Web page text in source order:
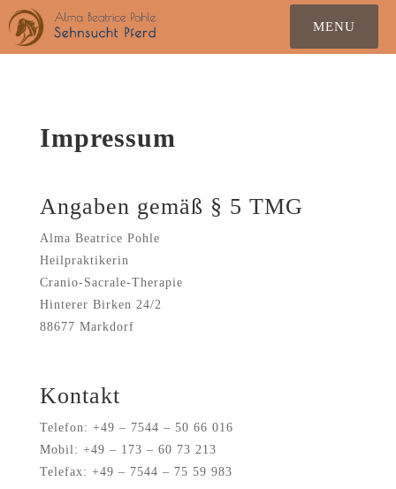
Impressum
Angaben gemäß § 5 TMG
Alma Beatrice Pohle
Heilpraktikerin
Cranio-Sacrale-Therapie
Hinterer Birken 24/2
88677 Markdorf
Kontakt
Telefon: +49 – 7544 – 50 66 016
Mobil: +49 – 173 – 60 73 213
Telefax: +49 – 7544 – 75 59 983